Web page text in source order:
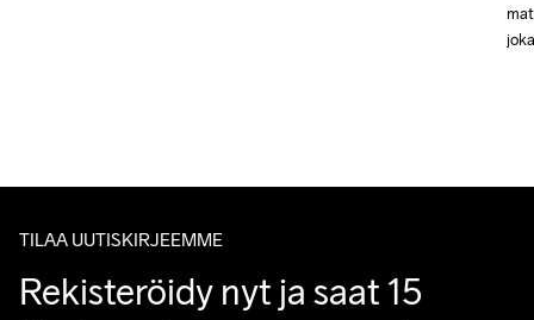
TILAA UUTISKIRJEEMME
Rekisteröidy nyt ja saat 15